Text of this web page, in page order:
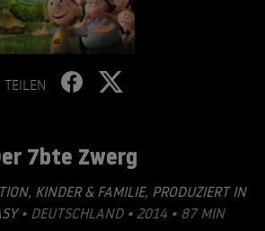
TEILEN
7bte Zwerg
, KINDER & FAMILIE, PRODUZIERT IN
• DEUTSCHLAND • 2014 • 87 MIN